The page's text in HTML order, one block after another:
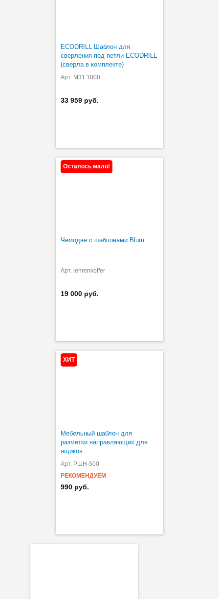
ECODRILL Шаблон для
сверления под петли ECODRILL
(сверла в комплекте)
Арт. M31.1000
33 959 руб.
Осталось мало!
Чемодан с шаблонами Blum
Арт. lehrenkoffer
19 000 руб.
ХИТ
Мебельный шаблон для
разметки направляющих для
ящиков
Арт. РШН-500
РЕКОМЕНДУЕМ
990 руб.